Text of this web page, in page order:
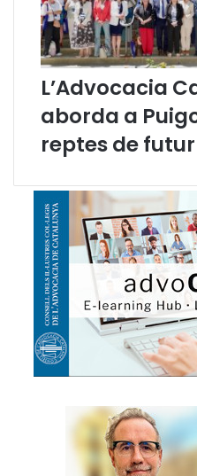
L’Advocacia
aborda a
reptes de